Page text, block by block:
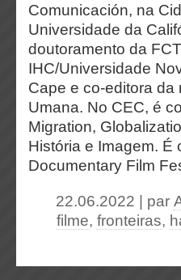
Comunicación, na
Universidade da
doutoramento da
IHC/Universidade
Cape e co-editora da
Umana. No CEC, é
Migration,
História e Imagem. É
Documentary Film
22.06.2022 | par
filme, fronteiras,